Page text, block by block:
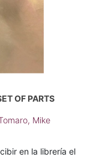
OF PARTS
Mike
en la librería el